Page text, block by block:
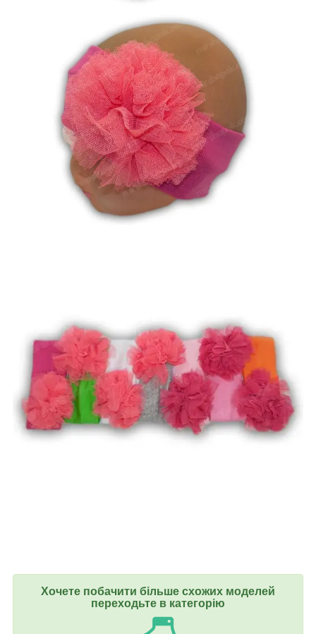
Хочете побачити більше схожих моделей
переходьте в категорію